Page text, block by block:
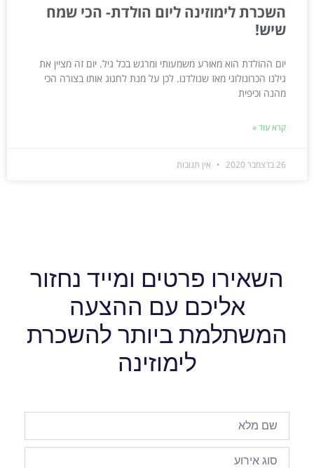
השכרת לימוזינה ליום הולדת- הכי שמח
שיש!
יום ההולדת הוא מאורע משמעותי ומרגש בכל גיל. יום זה מציין את
גילנו הכרונולוגי מאז שנולדנו. לכן על מנת לחגוג אותו בצורה הכי
מהנה וכיפית
קרא עוד »
26 בדצמבר 2020 אין תגובות
השאירו פרטים ומייד נחזור
אליכם עם ההצעה
המשתלמת ביותר להשכרת
לימוזינה